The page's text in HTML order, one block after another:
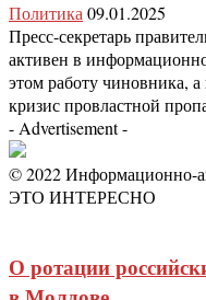
Политика 09.01.2025
Пресс-секретарь
активен в
этом работу чиновника,
кризис провластной
- Advertisement -
© 2022 Информационно-
ЭТО ИНТЕРЕСНО
О ротации